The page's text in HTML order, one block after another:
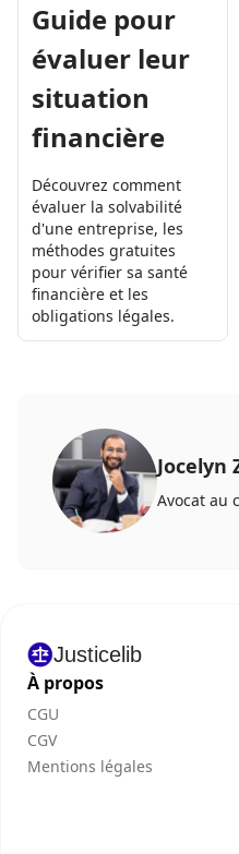
Guide pour
évaluer leur
situation
financière
Découvrez comment
évaluer la solvabilité
d'une entreprise, les
méthodes gratuites
pour vérifier sa santé
financière et les
obligations légales.
Jocelyn
Avocat au
Justicelib
À propos
CGU
CGV
Mentions légales